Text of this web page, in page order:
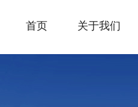
首页 关于我们